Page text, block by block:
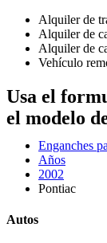
Alquiler de
Alquiler de
Alquiler de
Vehículo
Usa el
el modelo
Enganches
Años
2002
Pontiac
Autos